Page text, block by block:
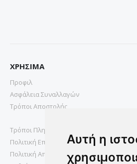
Αυτή η
ΧΡΗΣΙΜΑ
Προφιλ
Ασφάλεια Συναλλαγών
Τρόποι Αποστολής
Τρόποι Πληρωμής
Πολιτική Επιστροφών
Πολιτική Απορρήτου